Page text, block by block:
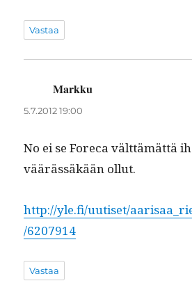
Vastaa
Markku
5.7.2012 19:00
No ei se Fore­ca vält­tämät­tä
väärässäkään ollut.
http://yle.fi/uutiset/
/6207914
Vastaa